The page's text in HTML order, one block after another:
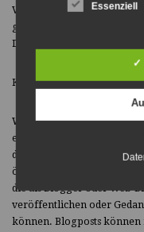
Verarbeitung oder
gespeichert. Es erfolgt
Daten an Dritte.
KOMMENTARE
Wir bieten Benutzern die
einzelnen Blog-Beiträgen
der Website des
öffentlich zugängliches
die als Blogger oder Web-
veröffentlichen oder
können. Blogposts
Essenziell
✓